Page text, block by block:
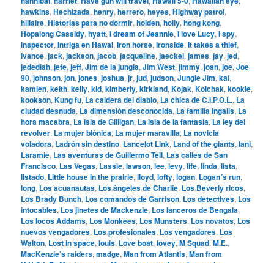
hawkins,Hechizada,henry,herrero,heyes,Highway patrol,
hillaire,Historias para no dormir,holden,holly,hong kong,
Hopalong Cassidy,hyatt,I dream of Jeannie,I love Lucy,I spy,
inspector,Intriga en Hawai,Iron horse,Ironside,It takes a thief,
Ivanoe,jack,jackson,jacob,jacqueline,jaeckel,james,jay,jed,
jedediah,jefe,jeff,Jim de la jungla,Jim West,jimmy,joan,joe,Joe
90,johnson,jon,jones,joshua,jr,jud,judson,Jungle Jim,kai,
kamien,keith,kelly,kid,kimberly,kirkland,Kojak,Kolchak,kookie,
kookson,Kung fu, La caldera del diablo, La chica de C.I.P.O.L., La
ciudad desnuda, La dimensión desconocida, La familia Ingalls, La
hora macabra, La isla de Gilligan, La isla de la fantasía, La ley del
revolver, La mujer biónica, La mujer maravilla, La novicia
voladora, Ladrón sin destino, Lancelot Link, Land of the giants,lani,
Laramie, Las aventuras de Guillermo Tell, Las calles de San
Francisco, Las Vegas, Lassie,lawson,lee,levy,life,linda,lista,
listado, Little house in the prairie,lloyd,lofty,logan, Logan´s run,
long, Los acuanautas, Los ángeles de Charlie, Los Beverly ricos,
Los Brady Bunch, Los comandos de Garrison, Los detectives, Los
intocables, Los jinetes de Mackenzie, Los lanceros de Bengala,
Los locos Addams, Los Monkees, Los Munsters, Los novatos, Los
nuevos vengadores, Los profesionales, Los vengadores, Los
Walton, Lost in space,louis, Love boat,lovey,M Squad,M.E.,
MacKenzie’s raiders,madge,Man from Atlantis,Man from